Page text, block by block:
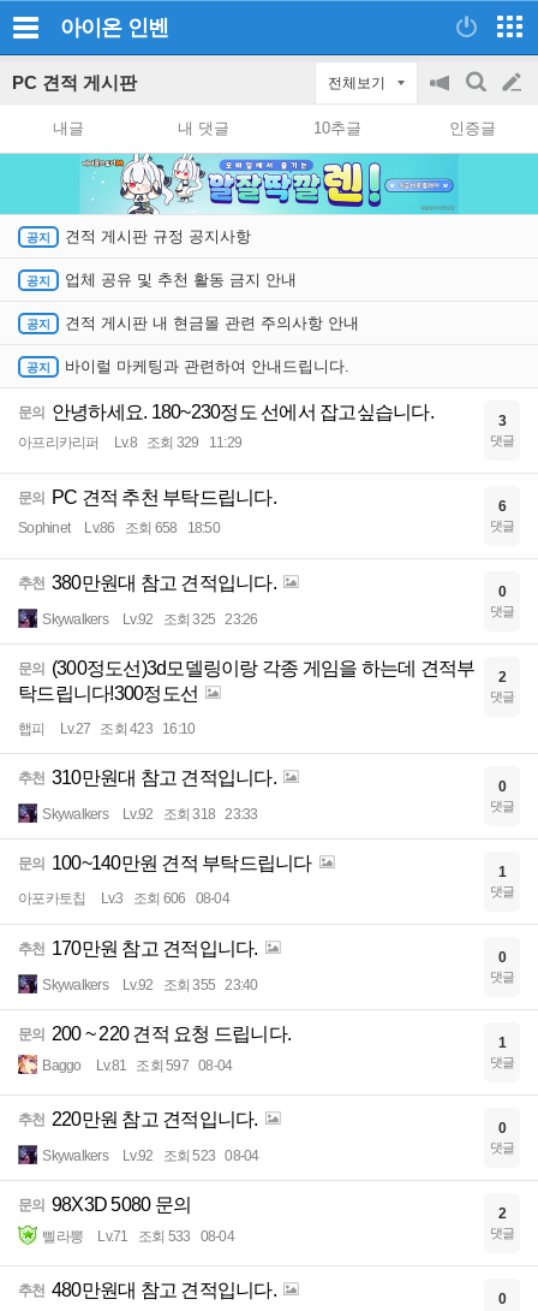
아이온 인벤
PC 견적 게시판 전체보기
공
on/off
검
색
글
쓰
내글 내 댓글 10추글 인증글
견적 게시판 규정 공지사항
업체 공유 및 추천 활동 금지 안내
견적 게시판 내 현금몰 관련 주의사항 안내
바이럴 마케팅과 관련하여 안내드립니다.
문의 안녕하세요. 180~230정도 선에서 잡고싶습니다.
아프리카리퍼 Lv.8 조회 329 11:29
3
댓글
문의 PC 견적 추천 부탁드립니다.
Sophinet Lv.86 조회 658 18:50
6
댓글
추천 380만원대 참고 견적입니다.
Skywalkers Lv.92 조회 325 23:26
0
댓글
문의
(300정도선)3d모델링이랑 각종 게임을 하는데 견적부
탁드립니다!300정도선
햅피 Lv.27 조회 423 16:10
2
댓글
추천 310만원대 참고 견적입니다.
Skywalkers Lv.92 조회 318 23:33
0
댓글
문의 100~140만원 견적 부탁드립니다
아포카토칩 Lv.3 조회 606 08-04
1
댓글
추천 170만원 참고 견적입니다.
Skywalkers Lv.92 조회 355 23:40
0
댓글
문의 200 ~ 220 견적 요청 드립니다.
Baggo Lv.81 조회 597 08-04
1
댓글
추천 220만원 참고 견적입니다.
Skywalkers Lv.92 조회 523 08-04
0
댓글
문의 98X3D 5080 문의
삘라뽕 Lv.71 조회 533 08-04
2
댓글
추천 480만원대 참고 견적입니다. 0